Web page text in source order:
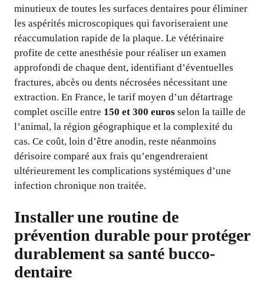
minutieux de toutes les surfaces dentaires pour éliminer
les aspérités microscopiques qui favoriseraient une
réaccumulation rapide de la plaque. Le vétérinaire
profite de cette anesthésie pour réaliser un examen
approfondi de chaque dent, identifiant d’éventuelles
fractures, abcès ou dents nécrosées nécessitant une
extraction. En France, le tarif moyen d’un détartrage
complet oscille entre 150 et 300 euros selon la taille de
l’animal, la région géographique et la complexité du
cas. Ce coût, loin d’être anodin, reste néanmoins
dérisoire comparé aux frais qu’engendreraient
ultérieurement les complications systémiques d’une
infection chronique non traitée.
Installer une routine de
prévention durable pour protéger
durablement sa santé bucco-
dentaire